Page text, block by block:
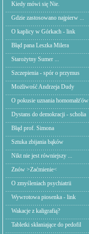
Kiedy mówi się Nie.
Gdzie zastosowano najpierw ...
O kaplicy w Górkach - link
Błąd pana Leszka Milera
Starożytny Sumer ...
Szczepienia - spór o przymus
Możliwość Andrzeja Dudy
O pokusie uznania homomałż'ów
Dystans do demokracji - scholia
Błąd prof. Simona
Sztuka zbijania bąków
Nikt nie jest równiejszy ...
Znów >Zaćmienie<
O zmyśleniach psychiatrii
Wywrotowa piosenka - link
Wakacje z kaligrafią?
Tabletki skłaniające do pedofil